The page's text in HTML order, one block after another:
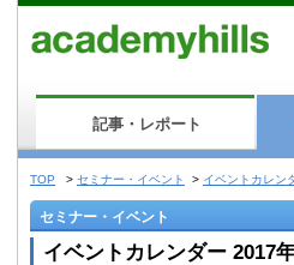
記事・レポート
TOP > セミナー・イベント > イベントカレン
セミナー・イベント
イベントカレンダー 2017